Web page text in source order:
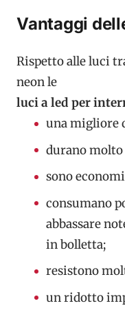
Vantaggi
Rispetto alle luci
neon le
luci a led per
una migliore
durano molto
sono
consumano
abbassare
in bolletta;
resistono
un ridotto